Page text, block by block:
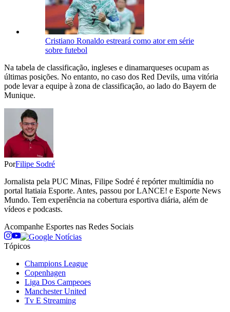
Cristiano Ronaldo estreará como ator em série
sobre futebol
Na tabela de classificação, ingleses e dinamarqueses ocupam as
últimas posições. No entanto, no caso dos Red Devils, uma vitória
pode levar a equipe à zona de classificação, ao lado do Bayern de
Munique.
PorFilipe Sodré
Jornalista pela PUC Minas, Filipe Sodré é repórter multimídia no
portal Itatiaia Esporte. Antes, passou por LANCE! e Esporte News
Mundo. Tem experiência na cobertura esportiva diária, além de
vídeos e podcasts.
Acompanhe Esportes nas Redes Sociais
Tópicos
Champions League
Copenhagen
Liga Dos Campeoes
Manchester United
Tv E Streaming